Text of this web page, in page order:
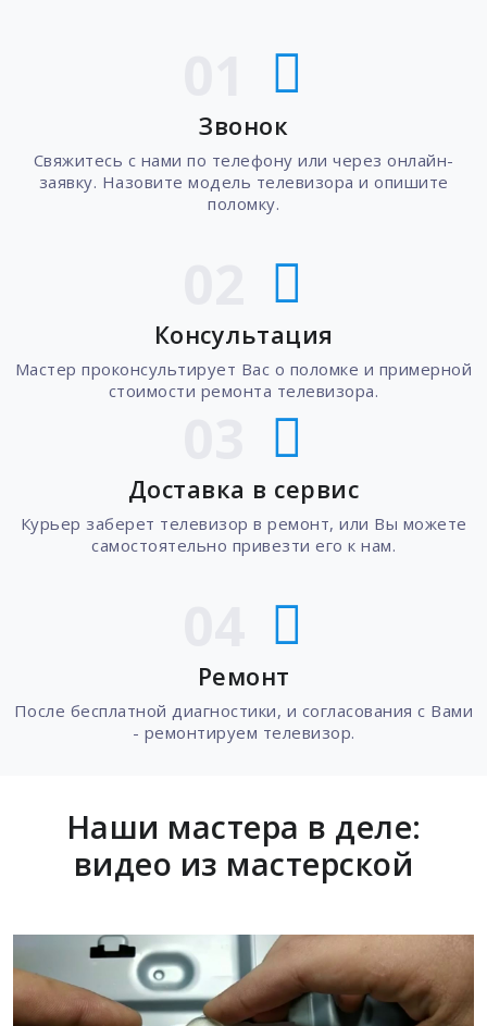
Звонок
Свяжитесь с нами по телефону или через онлайн-
заявку. Назовите модель телевизора и опишите
поломку.
Консультация
Мастер проконсультирует Вас о поломке и примерной
стоимости ремонта телевизора.
Доставка в сервис
Курьер заберет телевизор в ремонт, или Вы можете
самостоятельно привезти его к нам.
Ремонт
После бесплатной диагностики, и согласования с Вами
- ремонтируем телевизор.
Наши мастера в деле:
видео из мастерской